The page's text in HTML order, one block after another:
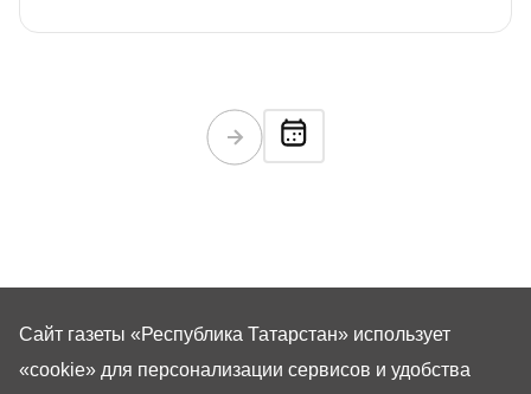
Сайт газеты «Республика Татарстан» использует
«cookie» для персонализации сервисов и удобства